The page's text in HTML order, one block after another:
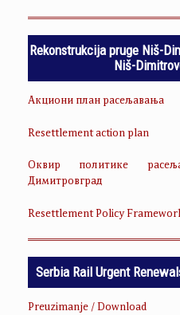
Rekonstrukcija pruge Niš-
Niš-
Акциони план расељавања
Resettlement action plan
Оквир политике
Димитровград
Resettlement Policy
Serbia Rail Urgent
Preuzimanje / Download